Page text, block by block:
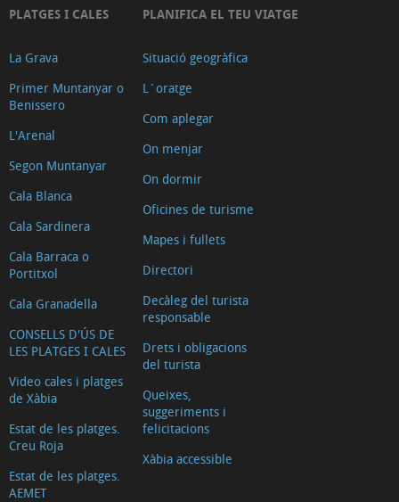
PLATGES I CALES
La Grava
Primer Muntanyar o
Benissero
L'Arenal
Segon Muntanyar
Cala Blanca
Cala Sardinera
Cala Barraca o
Portitxol
Cala Granadella
CONSELLS D'ÚS DE
LES PLATGES I CALES
Video cales i platges
de Xàbia
Estat de les platges.
Creu Roja
Estat de les platges.
AEMET
PLANIFICA EL TEU VIATGE
Situació geogràfica
L´oratge
Com aplegar
On menjar
On dormir
Oficines de turisme
Mapes i fullets
Directori
Decàleg del turista
responsable
Drets i obligacions
del turista
Queixes,
suggeriments i
felicitacions
Xàbia accessible